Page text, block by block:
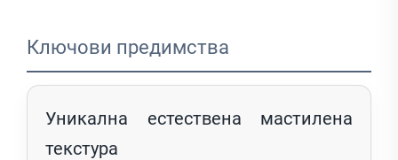
Ключови предимства
Уникална естествена мастилена
текстура